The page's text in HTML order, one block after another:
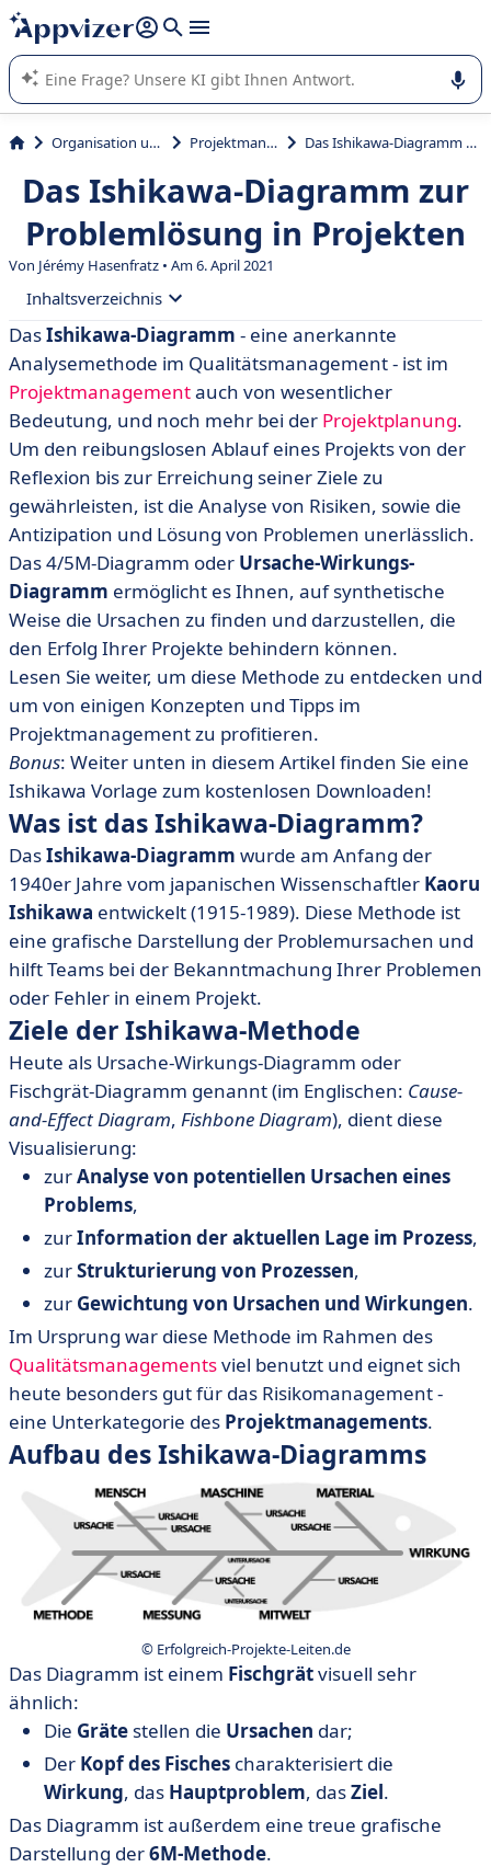
beantworten (mehrere Zeilen mit
Die KI von Appvizer führt Sie bei der Nutzung oder Auswahl
von SaaS-Software in Unternehmen.
Organisation und Planung Projektmanagement Das Ishikawa-Diagramm zur Problemlösung in Projekten
Das Ishikawa-Diagramm zur
Problemlösung in Projekten
Von Jérémy Hasenfratz • Am 6. April 2021
Inhaltsverzeichnis
• Was ist das Ishikawa-Diagramm?
• Ziele der Ishikawa-Methode
• Aufbau des Ishikawa-Diagramms
• Erstellung des Ishikawa-Diagramms - 5 Schritte
• Vor- und Nachteile
• Tools und Tipps für das Projektmanagement
• Ishikawa-Diagramm: Vorlage
• Innovieren Sie Ihr Projektmanagement!
DasIshikawa-Diagramm - eine anerkannte
Analysemethode im Qualitätsmanagement - ist im
Projektmanagementauch von wesentlicher
Bedeutung, und noch mehr bei der Projektplanung.
Um den reibungslosen Ablauf eines Projekts von der
Reflexion bis zur Erreichung seiner Ziele zu
gewährleisten, ist die Analyse von Risiken, sowie die
Antizipation und Lösung von Problemen unerlässlich.
Das 4/5M-Diagramm oder Ursache-Wirkungs-
Diagramm ermöglicht es Ihnen, auf synthetische
Weise die Ursachen zu finden und darzustellen, die
den Erfolg Ihrer Projekte behindern können.
Lesen Sie weiter, um diese Methode zu entdecken und
um von einigen Konzepten und Tipps im
Projektmanagement zu profitieren.
Bonus: Weiter unten in diesem Artikel finden Sie eine
Ishikawa Vorlage zum kostenlosen Downloaden!
Was ist das Ishikawa-Diagramm?
DasIshikawa-Diagramm wurde am Anfang der
1940er Jahre vom japanischen Wissenschaftler Kaoru
Ishikawa entwickelt (1915-1989). Diese Methode ist
eine grafische Darstellung der Problemursachen und
hilft Teams bei der Bekanntmachung Ihrer Problemen
oder Fehler in einem Projekt.
Ziele der Ishikawa-Methode
Heute als Ursache-Wirkungs-Diagramm oder
Fischgrät-Diagramm genannt (im Englischen: Cause-
and-Effect Diagram, Fishbone Diagram), dient diese
Visualisierung:
zurAnalyse von potentiellen Ursachen eines
Problems,
zurInformation der aktuellen Lage im Prozess,
zurStrukturierung von Prozessen,
zur Gewichtung von Ursachen und Wirkungen.
Im Ursprung war diese Methode im Rahmen des
Qualitätsmanagementsviel benutzt und eignet sich
heute besonders gut für das Risikomanagement -
eine Unterkategorie des Projektmanagements.
Aufbau des Ishikawa-Diagramms
© Erfolgreich-Projekte-Leiten.de
Das Diagramm ist einem Fischgrätvisuell sehr
ähnlich:
Die Gräte stellen die Ursachen dar;
Der Kopf des Fisches charakterisiert die
Wirkung, das Hauptproblem, dasZiel.
Das Diagramm ist außerdem eine treue grafische
Darstellung der6M-Methode.